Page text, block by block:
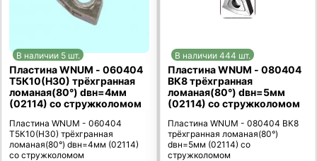
В наличии 5 шт.
Пластина WNUM - 060404
Т5К10(Н30) трёхгранная
ломаная(80°) dвн=4мм
(02114) со стружколомом
Пластина WNUM - 060404
Т5К10(Н30) трёхгранная
ломаная(80°) dвн=4мм (02114)
со стружколомом
В наличии 444 шт.
Пластина WNUM - 080404
ВК8 трёхгранная
ломаная(80°) dвн=5мм
(02114) со стружколомом
Пластина WNUM - 080404 ВК8
трёхгранная ломаная(80°)
dвн=5мм (02114) со
стружколомом